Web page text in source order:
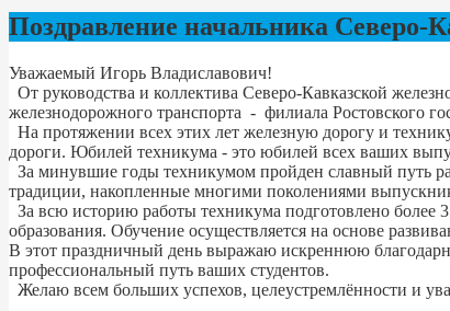
Поздравление начальника Северо-
Уважаемый Игорь Владиславович!
От руководства и коллектива Северо-Кавказской
железнодорожного транспорта - филиала Ростовского
На протяжении всех этих лет железную дорогу и
дороги. Юбилей техникума - это юбилей всех ваших
За минувшие годы техникумом пройден славный путь
традиции, накопленные многими поколениями
За всю историю работы техникума подготовлено более
образования. Обучение осуществляется на основе
В этот праздничный день выражаю искреннюю
профессиональный путь ваших студентов.
Желаю всем больших успехов, целеустремлённости и